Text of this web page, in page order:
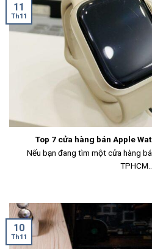
Top 7 cửa hàng bán Apple
Nếu bạn đang tìm một cửa hàng
TPHCM...
11
Th11
10
Th11